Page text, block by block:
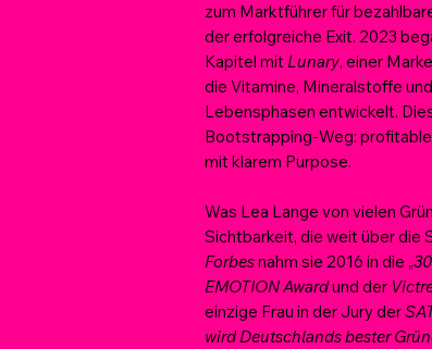
zum Marktführer für
der erfolgreiche Exit. 2023
Kapitel mitLunary, einer
die Vitamine, Mineralstoffe
Lebensphasen entwickelt.
Bootstrapping-Weg:
mit klarem Purpose.
Was Lea Lange von vielen
Sichtbarkeit, die weit über die
Forbesnahm sie 2016 in die „
EMOTION Awardund der
einzige Frau in der Jury der
wird Deutschlands bester